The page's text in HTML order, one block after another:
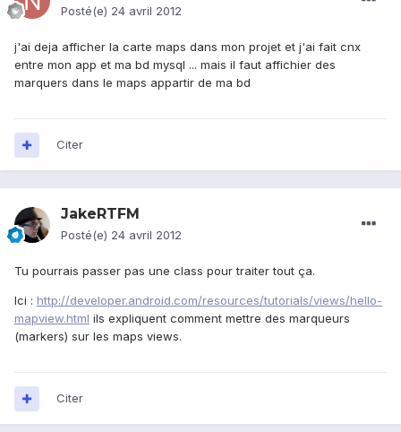
Posté(e) 24 avril 2012
j'ai deja afficher la carte maps dans mon projet et j'ai fait cnx
entre mon app et ma bd mysql ... mais il faut affichier des
marquers dans le maps appartir de ma bd
Citer
JakeRTFM
Posté(e) 24 avril 2012
Tu pourrais passer pas une class pour traiter tout ça.
Ici : http://developer.android.com/resources/tutorials/views/hello-
mapview.html ils expliquent comment mettre des marqueurs
(markers) sur les maps views.
Citer